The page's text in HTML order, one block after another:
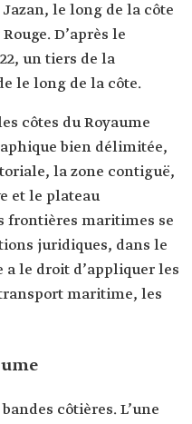
le long de la côte
D’après le
un tiers de la
le long de la côte.
côtes du Royaume
bien délimitée,
la zone contiguë,
et le plateau
frontières maritimes se
juridiques, dans le
a le droit d’appliquer les
maritime, les
côtières. L’une